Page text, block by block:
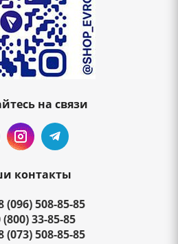
на связи
контакты
(096) 508-85-85
(800) 33-85-85
(073) 508-85-85